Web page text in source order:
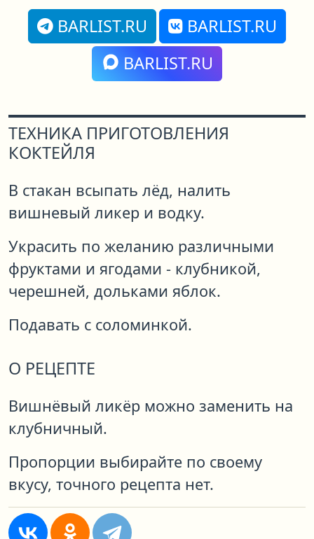
BARLIST.RU
BARLIST.RU
BARLIST.RU
ТЕХНИКА ПРИГОТОВЛЕНИЯ
КОКТЕЙЛЯ
В стакан всыпать лёд, налить
вишневый ликер и водку.
Украсить по желанию различными
фруктами и ягодами - клубникой,
черешней, дольками яблок.
Подавать с соломинкой.
О РЕЦЕПТЕ
Вишнёвый ликёр можно заменить на
клубничный.
Пропорции выбирайте по своему
вкусу, точного рецепта нет.